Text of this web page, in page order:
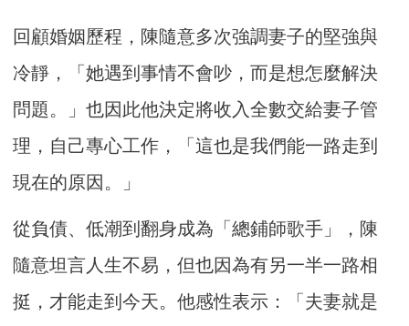
回顧婚姻歷程，陳隨意多次強調妻子的堅強與
冷靜，「她遇到事情不會吵，而是想怎麼解決
問題。」也因此他決定將收入全數交給妻子管
理，自己專心工作，「這也是我們能一路走到
現在的原因。」
從負債、低潮到翻身成為「總鋪師歌手」，陳
隨意坦言人生不易，但也因為有另一半一路相
挺，才能走到今天。他感性表示：「夫妻就是